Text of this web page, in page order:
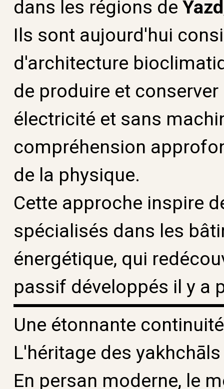
dans les régions de Yazd
Ils sont aujourd'hui
d'architecture
de produire et
électricité et sans
compréhension
de la physique.
Cette approche inspire
spécialisés dans les
énergétique, qui
passif développés il y a
Une étonnante
L'héritage des
En persan moderne, le